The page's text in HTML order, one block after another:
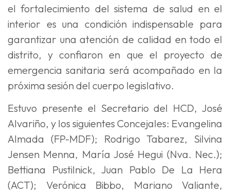
el fortalecimiento del sistema de salud en el
interior es una condición indispensable para
garantizar una atención de calidad en todo el
distrito, y confiaron en que el proyecto de
emergencia sanitaria será acompañado en la
próxima sesión del cuerpo legislativo.
Estuvo presente el Secretario del HCD, José
Alvariño, y los siguientes Concejales: Evangelina
Almada (FP-MDF); Rodrigo Tabarez, Silvina
Jensen Menna, María José Hegui (Nva. Nec.);
Bettiana Pustilnick, Juan Pablo De La Hera
(ACT); Verónica Bibbo, Mariano Valiante,